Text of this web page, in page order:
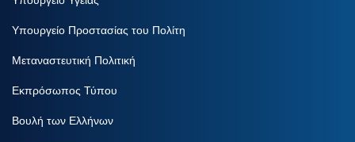
Υπουργείο Προστασίας του Πολίτη
Μεταναστευτική Πολιτική
Εκπρόσωπος Τύπου
Βουλή των Ελλήνων